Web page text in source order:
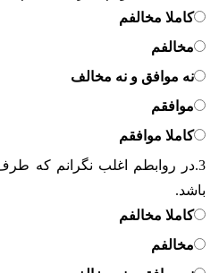
کاملا مخالفم
مخالفم
نه موافق و نه مخالف
موافقم
کاملا موافقم
3. در روابطم اغلب نگرانم که
باشد.
کاملا مخالفم
مخالفم